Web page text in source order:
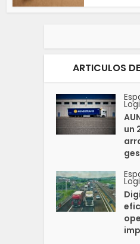
ARTICULOS
un